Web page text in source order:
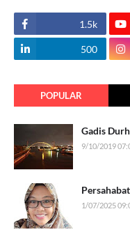
1.5k
500
POPULAR
Gadis
9/10/2019
1/07/2025